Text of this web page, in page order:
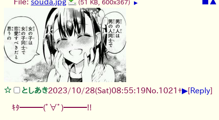
▲
File: souda.jpg (51 KB, 600x367) ▶
としあき2023/10/28(Sat)08:55:19No.1021 +▶[Reply]
ｷﾀ━━━(ﾟ∀ﾟ)━━━!!